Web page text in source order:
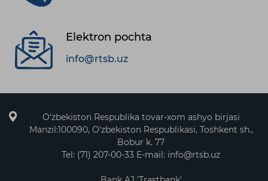
Elektron pochta
info@rtsb.uz
O‘zbekiston Respublika tovar-xom ashyo birjasi
Manzil:100090, O‘zbekiston Respublikasi, Toshkent sh.,
Bobur k. 77
Tel: (71) 207-00-33 E-mail: info@rtsb.uz